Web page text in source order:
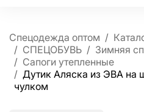
Спецодежда оптом
СПЕЦОБУВЬ
Зимняя
Сапоги утепленные
Дутик Аляска из ЭВА на
чулком